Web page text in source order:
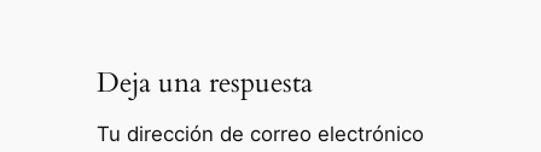
Deja una respuesta
Tu dirección de correo electrónico